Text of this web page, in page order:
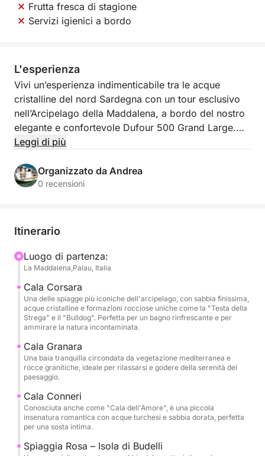
Frutta fresca di stagione
Servizi igienici a bordo
L'esperienza
Vivi un’esperienza indimenticabile tra le acque
cristalline del nord Sardegna con un tour esclusivo
nell’Arcipelago della Maddalena, a bordo del nostro
elegante e confortevole Dufour 500 Grand Large.
Questa imbarcazione a vela di 15 metri unisce
comfort necessario per una giornata di puro relax e
scoperta.
scoperta delle isole più iconiche dell’arcipelago.
e calette tranquille, Budelli, famosa per la
straordinaria Spiaggia Rosa (visibile dal mare per
preservarne la bellezza naturale), e Santa Maria, con
le sue acque turchesi perfette per una sosta bagno o
snorkeling.
Durante la giornata potrai goderti il sole sul ponte,
fare il bagno in calette nascoste e, se lo desideri,
partecipare alle manovre di vela per vivere appieno
l’esperienza nautica. A bordo troverai ampi spazi
esterni, una zona prendisole, una dinette comoda e
cabine per cambiarti o riposare.
L’attività è pensata per piccoli gruppi, per garantire
Leggi di più
Organizzato da Andrea
0 recensioni
Itinerario
Luogo di partenza:
La Maddalena,Palau, Italia
Cala Corsara
Una delle spiagge più iconiche dell'arcipelago, con sabbia finissima,
acque cristalline e formazioni rocciose uniche come la "Testa della
Strega" e il "Bulldog". Perfetta per un bagno rinfrescante e per
ammirare la natura incontaminata.
Cala Granara
Una baia tranquilla circondata da vegetazione mediterranea e
rocce granitiche, ideale per rilassarsi e godere della serenità del
paesaggio.
Cala Conneri
Conosciuta anche come "Cala dell'Amore", è una piccola
insenatura romantica con acque turchesi e sabbia dorata, perfetta
per una sosta intima.
Spiaggia Rosa – Isola di Budelli